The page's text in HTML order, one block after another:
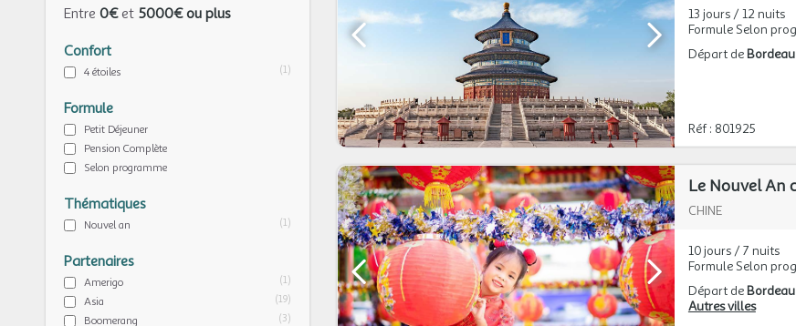
Entre 0€et 5000€ ou plus
Confort
4 étoiles (1)
Formule
Petit Déjeuner
Pension Complète
Selon programme
Thématiques
Nouvel an (1)
Partenaires
Amerigo (1)
Asia (19)
Boomerang (3)
13 jours / 12 nuits
Formule Selon
Départ de
Réf : 801925
Le Nouvel An
CHINE
10 jours / 7 nuits
Formule Selon
Départ de
Autres villes